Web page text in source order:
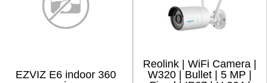
EZVIZ E6 indoor 360
Reolink | WiFi Camera |
W320 | Bullet | 5 MP |